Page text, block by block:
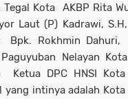
Tegal Kota AKBP Rita
Laut (P) Kadrawi,
Bpk. Rokhmin Dahuri,
Nelayan
Ketua DPC HNSI
yang intinya adalah